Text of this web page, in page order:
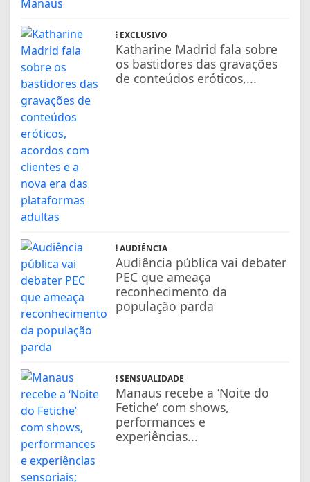
EXCLUSIVO
Katharine Madrid fala sobre
os bastidores das gravações
de conteúdos eróticos,...
AUDIÊNCIA
Audiência pública vai debater
PEC que ameaça
reconhecimento da
população parda
SENSUALIDADE
Manaus recebe a ‘Noite do
Fetiche’ com shows,
performances e
experiências...